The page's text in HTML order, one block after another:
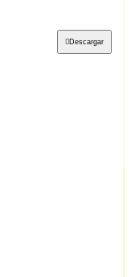
Descargar